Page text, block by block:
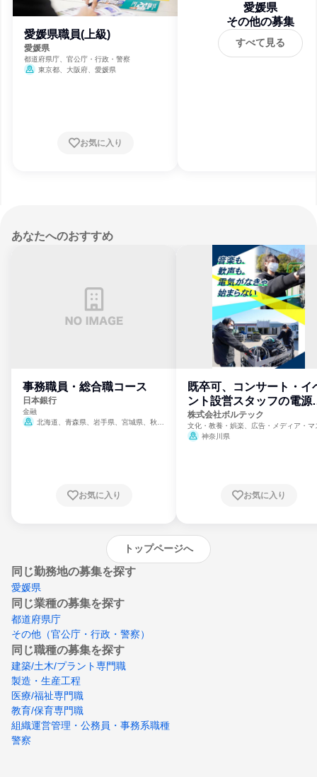
愛媛県職員(上級)
愛媛県
都道府県庁、官公庁・行政・警察
東京都、大阪府、愛媛県
お気に入り
愛媛県
その他の募集
すべて見る
あなたへのおすすめ
事務職員・総合職コース
日本銀行
金融
北海道、青森県、岩手県、宮城県、秋田
崎県、熊本県、大分県、宮崎県、鹿児島県、
お気に入り
既卒可、コンサート・イ
ント設営スタッフの電源
門
株式会社ボルテック
文化・教養・娯楽、広告・メディア・マ
ミ、電力・ガス・水道・エネルギー
神奈川県
お気に入り
トップページへ
同じ勤務地の募集を探す
愛媛県
同じ業種の募集を探す
都道府県庁
その他（官公庁・行政・警察）
同じ職種の募集を探す
建築/土木/プラント専門職
製造・生産工程
医療/福祉専門職
教育/保育専門職
組織運営管理・公務員・事務系職種
警察